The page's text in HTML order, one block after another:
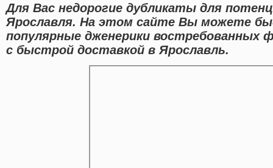
Для Вас недорогие дубликаты для
Ярославля. На этом сайте Вы можете
популярные дженерики востребованных
с быстрой доставкой в Ярославль.